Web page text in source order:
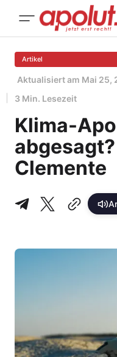
Artikel
Aktualisiert am Mai 25,
3 Min. Lesezeit
Klima-
Clemente